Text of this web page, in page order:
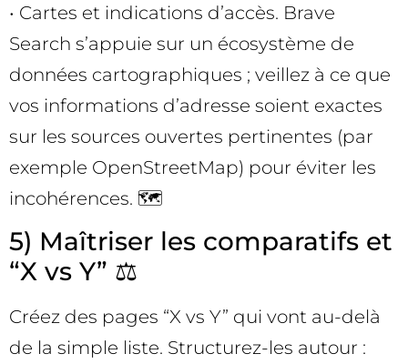
• Cartes et indications d’accès. Brave
Search s’appuie sur un écosystème de
données cartographiques ; veillez à ce que
vos informations d’adresse soient exactes
sur les sources ouvertes pertinentes (par
exemple OpenStreetMap) pour éviter les
incohérences. 🗺️
5) Maîtriser les comparatifs et
“X vs Y” ⚖️
Créez des pages “X vs Y” qui vont au-delà
de la simple liste. Structurez-les autour :